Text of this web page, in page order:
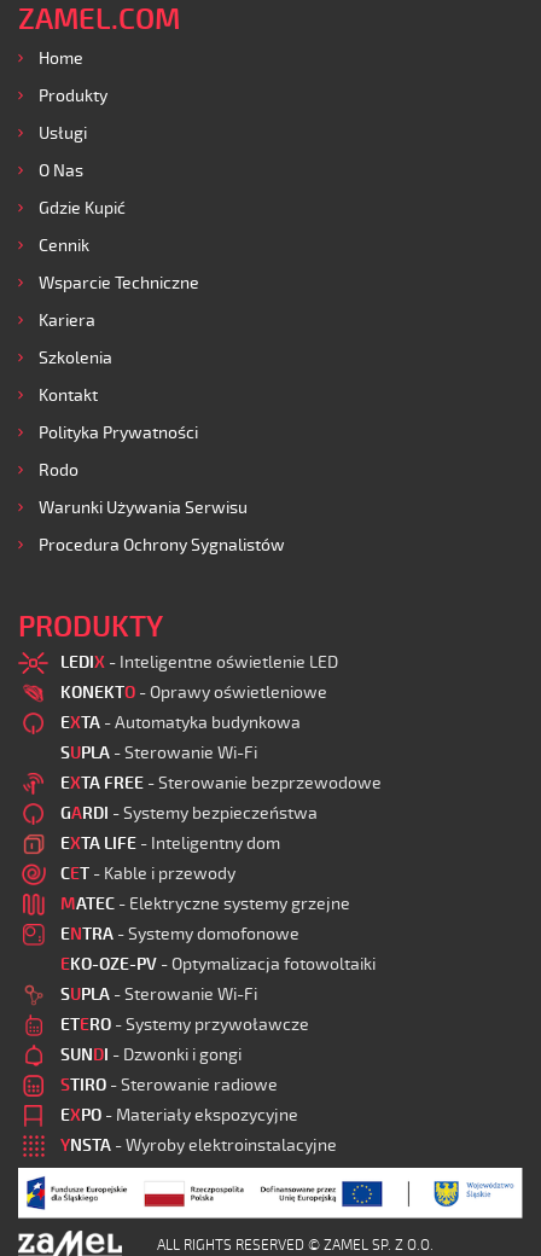
ZAMEL.COM
Home
Produkty
Usługi
O Nas
Gdzie Kupić
Cennik
Wsparcie Techniczne
Kariera
Szkolenia
Kontakt
Polityka Prywatności
Rodo
Warunki Używania Serwisu
Procedura Ochrony Sygnalistów
PRODUKTY
LEDIX - Inteligentne oświetlenie LED
KONEKTO - Oprawy oświetleniowe
EXTA - Automatyka budynkowa
SUPLA - Sterowanie Wi-Fi
EXTA FREE - Sterowanie bezprzewodowe
GARDI - Systemy bezpieczeństwa
EXTA LIFE - Inteligentny dom
CET - Kable i przewody
MATEC - Elektryczne systemy grzejne
ENTRA - Systemy domofonowe
EKO-OZE-PV - Optymalizacja fotowoltaiki
SUPLA - Sterowanie Wi-Fi
ETERO - Systemy przywoławcze
SUNDI - Dzwonki i gongi
STIRO - Sterowanie radiowe
EXPO - Materiały ekspozycyjne
YNSTA - Wyroby elektroinstalacyjne
ALL RIGHTS RESERVED © ZAMEL SP. Z O.O.